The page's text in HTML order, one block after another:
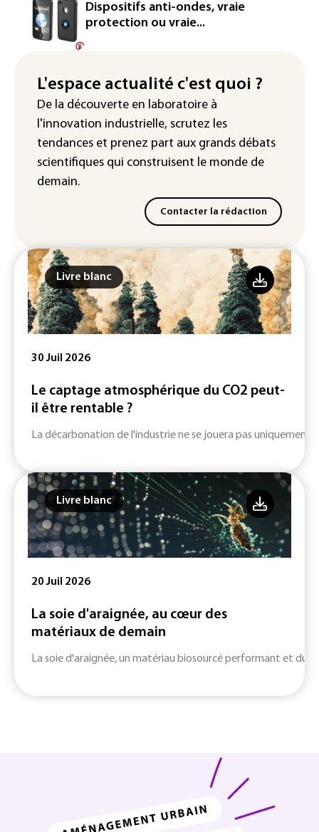
Sécheresse: près de 70% de la France
sous des mesures de restrictions d'eau
Dispositifs anti-ondes, vraie
protection ou vraie...
L'espace actualité c'est quoi ?
De la découverte en laboratoire à
l'innovation industrielle, scrutez les
tendances et prenez part aux grands débats
scientifiques qui construisent le monde de
demain.
Contacter la rédaction
Livre blanc
30 Juil 2026
Le captage atmosphérique du CO2 peut-
il être rentable ?
La décarbonation de l'industrie ne se jouera pas uniquement
Livre blanc
20 Juil 2026
La soie d'araignée, au cœur des
matériaux de demain
La soie d'araignée, un matériau biosourcé performant et